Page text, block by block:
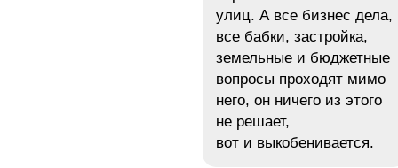
улиц. А все бизнес дела,
все бабки, застройка,
земельные и бюджетные
вопросы проходят мимо
него, он ничего из этого
не решает,
вот и выкобенивается.